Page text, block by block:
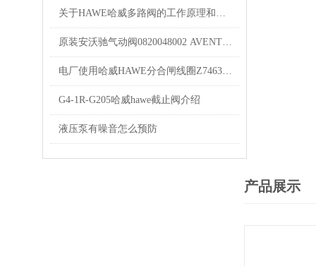
关于HAWE哈威多路阀的工作原理和作用的几个知识点总结
原装安沃驰气动阀0820048002 AVENTICS优势供应
电厂使用哈威HAWE分合闸线圈Z7463D产品说明
G4-1R-G205哈威hawe截止阀介绍
液压泵有噪音怎么预防
产品展示